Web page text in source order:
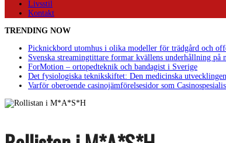
Livsstil
Kontakt
TRENDING NOW
Picknickbord utomhus i olika modeller för trädgård och
Svenska streamingtittare formar kvällens underhållning på
ForMotion – ortopedteknik och bandagist i Sverige
Det fysiologiska teknikskiftet: Den medicinska
Varför oberoende casinojämförelsesidor som